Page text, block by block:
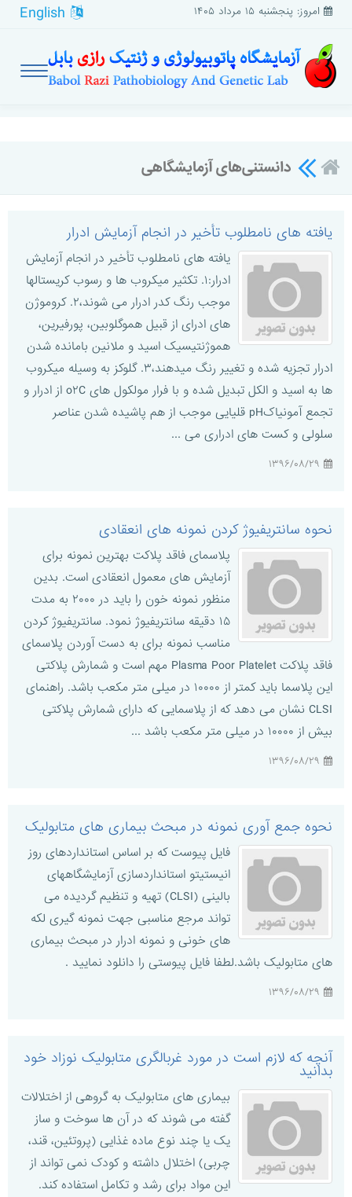
امروز: پنجشنبه ۱۵ مرداد ۱۴۰۵
دانستنی‌های آزمایشگاهی
یافته های نامطلوب تأخیر در انجام آزمایش ادرار
یافته های نامطلوب تأخیر در انجام آزمایش
ادرار:۱. تکثیر میکروب ها و رسوب کریستالها
موجب رنگ کدر ادرار می شوند،۲. کروموژن
های ادرای از قبیل هموگلوبین، پورفیرین،
هموژنتیسیک اسید و ملانین بامانده شدن
ادرار تجزیه شده و تغییر رنگ میدهند،۳. گلوکز به وسیله میکروب
ها به اسید و الکل تبدیل شده و با فرار مولکول های o۲C از ادرار و
تجمع آمونیاکpH قلیایی موجب از هم پاشیده شدن عناصر
سلولی و کست های ادراری می ...
نحوه سانتریفیوژ کردن نمونه های انعقادی
پلاسمای فاقد پلاکت بهترین نمونه برای
آزمایش های معمول انعقادی است. بدین
منظور نمونه خون را باید در ۲۰۰۰ به مدت
۱۵ دقیقه سانتریفیوژ نمود. سانتریفیوژ کردن
مناسب نمونه برای به دست آوردن پلاسمای
فاقد پلاکت Plasma Poor Platelet مهم است و شمارش پلاکتی
این پلاسما باید کمتر از ۱۰۰۰۰ در میلی متر مکعب باشد. راهنمای
CLSI نشان می دهد که از پلاسمایی که دارای شمارش پلاکتی
بیش از ۱۰۰۰۰ در میلی متر مکعب باشد ...
نحوه جمع آوری نمونه در مبحث بیماری های متابولیک
فایل پیوست که بر اساس استانداردهای روز
انیستیتو استانداردسازی آزمایشگاههای
بالینی (CLSI) تهیه و تنظیم گردیده می
تواند مرجع مناسبی جهت نمونه گیری لکه
های خونی و نمونه ادرار در مبحث بیماری
های متابولیک باشد.لطفا فایل پیوستی را دانلود نمایید .
آنچه که لازم است در مورد غربالگری متابولیک نوزاد خود
بدانید
بیماری های متابولیک به گروهی از اختلالات
گفته می شوند که در آن ها سوخت و ساز
یک یا چند نوع ماده غذایی (پروتئین، قند،
چربی) اختلال داشته و کودک نمی تواند از
این مواد برای رشد و تکامل استفاده کند.